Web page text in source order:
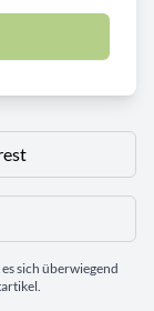
sich überwiegend